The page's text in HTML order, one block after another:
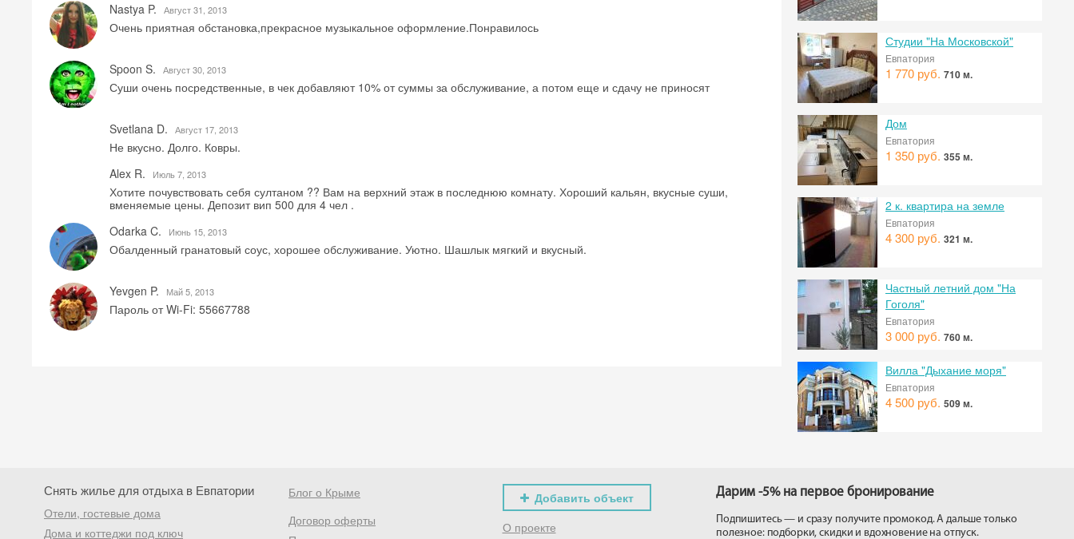
Nastya P.
Август 31, 2013
Очень приятная обстановка,прекрасное музыкальное оформление.Понравилось
Spoon S. Август 30, 2013
Суши очень посредственные, в чек добавляют 10% от суммы за обслуживание, а потом еще и сдачу не приносят
Svetlana D. Август 17, 2013
Не вкусно. Долго. Ковры.
Alex R.
Июль 7, 2013
Хотите почувствовать себя султаном ?? Вам на верхний этаж в последнюю комнату. Хороший кальян, вкусные суши,
вменяемые цены. Депозит вип 500 для 4 чел .
Odarka C.
Июнь 15, 2013
Обалденный гранатовый соус, хорошее обслуживание. Уютно. Шашлык мягкий и вкусный.
Yevgen P. Май 5, 2013
Пароль от Wi-Fi: 55667788
Студии "На Московской"
Евпатория
1 770 руб. 710 м.
Дом
Евпатория
1 350 руб. 355 м.
2 к. квартира на земле
Евпатория
4 300 руб. 321 м.
Частный летний дом "На
Гоголя"
Евпатория
3 000 руб. 760 м.
Вилла "Дыхание моря"
Евпатория
4 500 руб. 509 м.
Снять жилье для отдыха в Евпатории
Отели, гостевые дома
Дома и коттеджи под ключ
Блог о Крыме
Договор оферты
Добавить объект
О проекте
Дарим -5% на первое бронирование
Подпишитесь — и сразу получите промокод. А дальше только
полезное: подборки, скидки и вдохновение на отпуск.
Скидка −5%